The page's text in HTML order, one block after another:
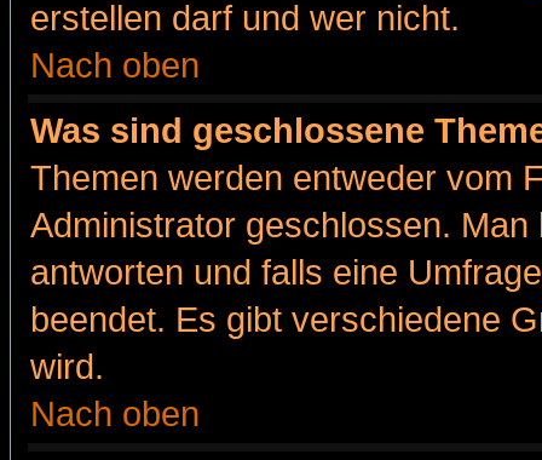
erstellen darf und wer nicht.
Nach oben
Was sind geschlossene
Themen werden entweder vom
Administrator geschlossen.
antworten und falls eine
beendet. Es gibt verschiedene
wird.
Nach oben